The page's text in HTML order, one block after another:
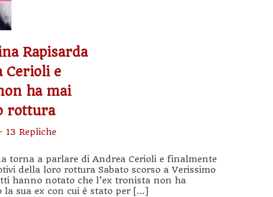
Rapisarda
Cerioli e
ha mai
rottura
- 13 Repliche
torna a parlare di Andrea Cerioli e finalmente
della loro rottura Sabato scorso a Verissimo
hanno notato che l’ex tronista non ha
sua ex con cui ė stato per […]